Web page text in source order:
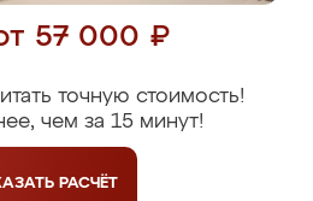
57 000 ₽
точную стоимость!
чем за 15 минут!
РАСЧЁТ